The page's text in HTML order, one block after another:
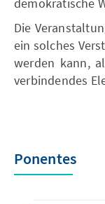
Die
ein solches
werden kann,
verbindendes
Ponentes